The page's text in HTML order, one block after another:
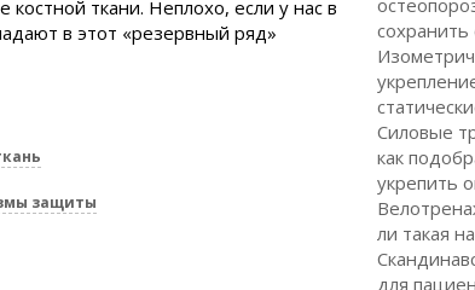
ткани. Неплохо, если у нас в
в этот «резервный ряд»
защиты
сохранить
Силовые
как
укрепить
ли такая
для